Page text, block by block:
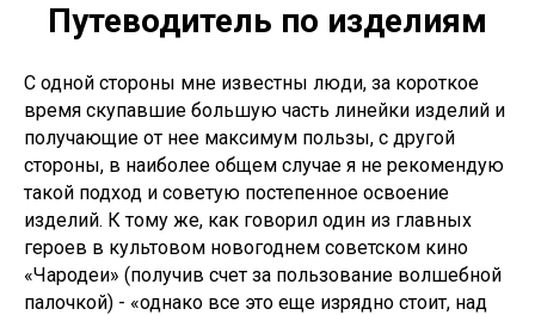
Путеводитель по изделиям
С одной стороны мне известны люди, за короткое
время скупавшие большую часть линейки изделий и
получающие от нее максимум пользы, с другой
стороны, в наиболее общем случае я не рекомендую
такой подход и советую постепенное освоение
изделий. К тому же, как говорил один из главных
героев в культовом новогоднем советском кино
«Чародеи» (получив счет за пользование волшебной
палочкой) - «однако все это еще изрядно стоит, над